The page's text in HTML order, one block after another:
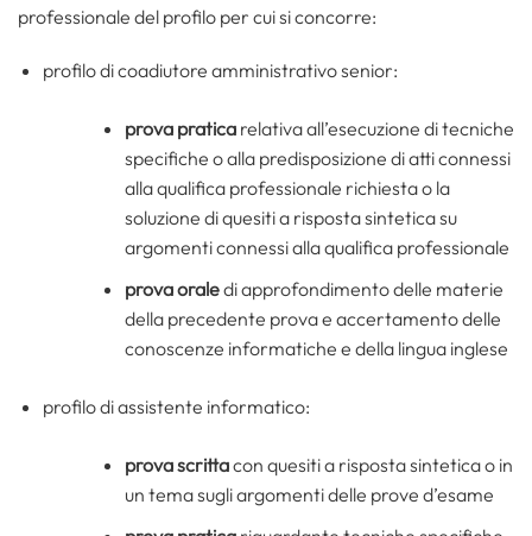
professionale del profilo per cui si concorre:
profilo di coadiutore amministrativo senior:
prova praticarelativa all’esecuzione di tecniche
specifiche o alla predisposizione di atti connessi
alla qualifica professionale richiesta o la
soluzione di quesiti a risposta sintetica su
argomenti connessi alla qualifica professionale
prova oraledi approfondimento delle materie
della precedente prova e accertamento delle
conoscenze informatiche e della lingua inglese
profilo di assistente informatico:
prova scrittacon quesiti a risposta sintetica o in
un tema sugli argomenti delle prove d’esame